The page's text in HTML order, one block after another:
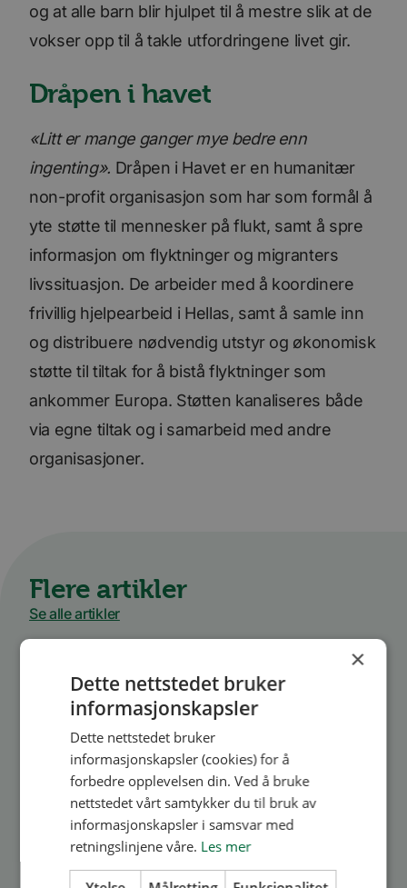
og at alle barn blir hjulpet til å mestre slik at de
vokser opp til å takle utfordringene livet gir.
Dråpen i havet
«Litt er mange ganger mye bedre enn
ingenting». Dråpen i Havet er en humanitær
non-profit organisasjon som har som formål å
yte støtte til mennesker på flukt, samt å spre
informasjon om flyktninger og migranters
livssituasjon. De arbeider med å koordinere
frivillig hjelpearbeid i Hellas, samt å samle inn
og distribuere nødvendig utstyr og økonomisk
støtte til tiltak for å bistå flyktninger som
ankommer Europa. Støtten kanaliseres både
via egne tiltak og i samarbeid med andre
organisasjoner.
Flere artikler
Se alle artikler
Medlem
Nyhet! Bonus når du
×
Dette nettstedet bruker
informasjonskapsler
Dette nettstedet bruker
informasjonskapsler (cookies) for å
forbedre opplevelsen din. Ved å bruke
nettstedet vårt samtykker du til bruk av
informasjonskapsler i samsvar med
retningslinjene våre. Les mer